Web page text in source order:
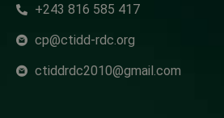
+243 816 585 417
cp@ctidd-rdc.org
ctiddrdc2010@gmail.com